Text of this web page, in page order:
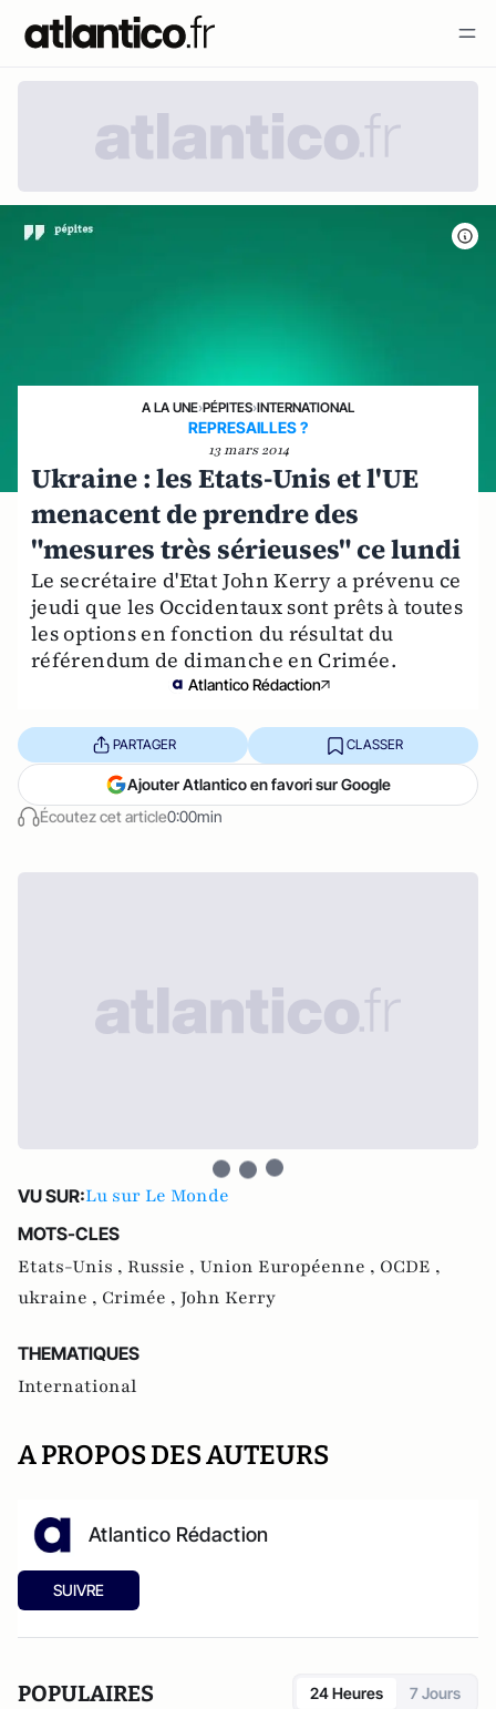
A LA UNE›PÉPITES›INTERNATIONAL
REPRESAILLES ?
13 mars 2014
Ukraine : les Etats-Unis et l'UE
menacent de prendre des
"mesures très sérieuses" ce lundi
Le secrétaire d'Etat John Kerry a prévenu ce
jeudi que les Occidentaux sont prêts à toutes
les options en fonction du résultat du
référendum de dimanche en Crimée.
Atlantico Rédaction
Écoutez cet article0:00min
PARTAGER CLASSER
Ajouter Atlantico en favori sur Google
VU SUR:Lu sur Le Monde
MOTS-CLES
Etats-Unis , Russie , Union Européenne , OCDE ,
ukraine , Crimée , John Kerry
THEMATIQUES
International
A PROPOS DES AUTEURS
Atlantico Rédaction
SUIVRE
POPULAIRES 24 Heures 7 Jours